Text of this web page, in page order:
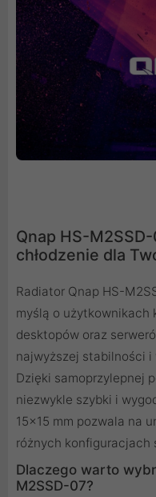
Qnap HS-
chłodzenie dla
Radiator Qnap HS-
myślą o użytkownikach
desktopów oraz
najwyższej stabilności i
Dzięki samoprzylepnej
niezwykle szybki i
15x15 mm pozwala na
różnych konfiguracjach
Dlaczego warto
M2SSD-07?